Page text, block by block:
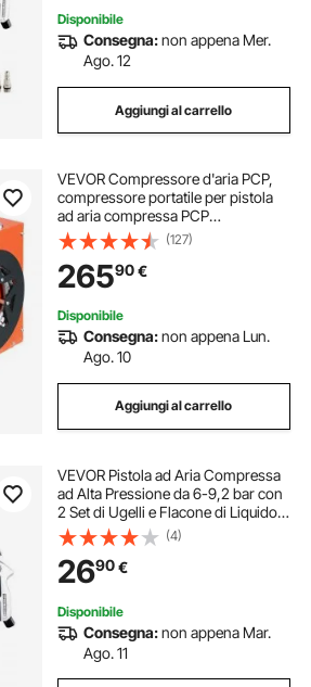
Disponibile
Consegna:non appena Mer.
Ago. 12
Aggiungi al carrello
VEVOR Compressore d'aria PCP,
compressore portatile per pistola
ad aria compressa PCP
4500PSI/30Mpa, Sistema di
raffreddamento ad acqua e ventola
integrato, compressore per pistola
ad aria compressa
(127)
26590€
Disponibile
Consegna:non appena Lun.
Ago. 10
Aggiungi al carrello
VEVOR Pistola ad Aria Compressa
ad Alta Pressione da 6-9,2 bar con
2 Set di Ugelli e Flacone di Liquido
da 1 L, Pistola per Pulizia, Tubo
Rotante in Gomma, per
Compressore d'Aria da 1/4 NPT
(4)
2690€
Disponibile
Consegna:non appena Mar.
Ago. 11